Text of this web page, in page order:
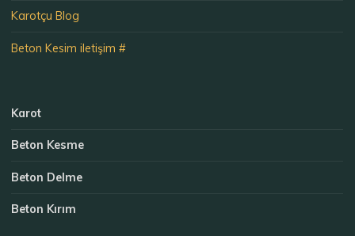
Karotçu Blog
Beton Kesim iletişim #
Karot
Beton Kesme
Beton Delme
Beton Kırım